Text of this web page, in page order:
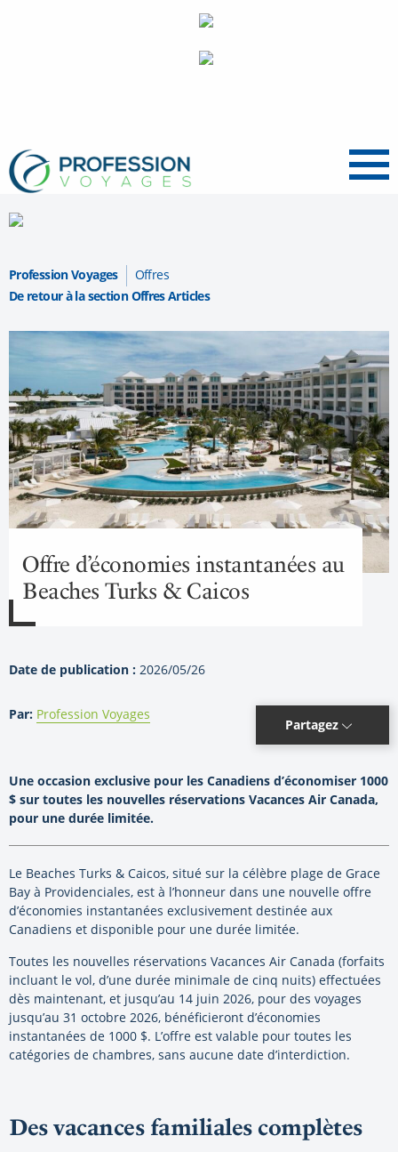
Menu
Profession Voyages
Offres
De retour à la section Offres Articles
Offre d’économies instantanées au
Beaches Turks & Caicos
Date de publication : 2026/05/26
Par: Profession Voyages
Partagez
Une occasion exclusive pour les Canadiens d’économiser 1000
$ sur toutes les nouvelles réservations Vacances Air Canada,
pour une durée limitée.
Le Beaches Turks & Caicos, situé sur la célèbre plage de Grace
Bay à Providenciales, est à l’honneur dans une nouvelle offre
d’économies instantanées exclusivement destinée aux
Canadiens et disponible pour une durée limitée.
Toutes les nouvelles réservations Vacances Air Canada (forfaits
incluant le vol, d’une durée minimale de cinq nuits) effectuées
dès maintenant, et jusqu’au 14 juin 2026, pour des voyages
jusqu’au 31 octobre 2026, bénéficieront d’économies
instantanées de 1000 $. L’offre est valable pour toutes les
catégories de chambres, sans aucune date d’interdiction.
Des vacances familiales complètes